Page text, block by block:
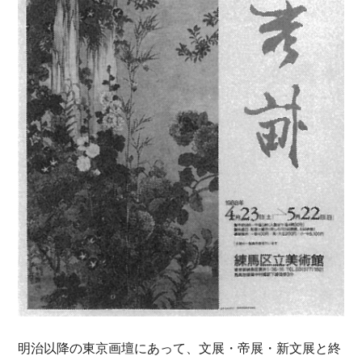
明治以降の東京画壇にあって、文展・帝展・新文展と終